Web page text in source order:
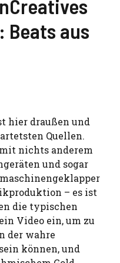
aus
hier draußen und
Quellen.
nichts anderem
und sogar
– es ist
die typischen
Video ein, um zu
der wahre
können, und